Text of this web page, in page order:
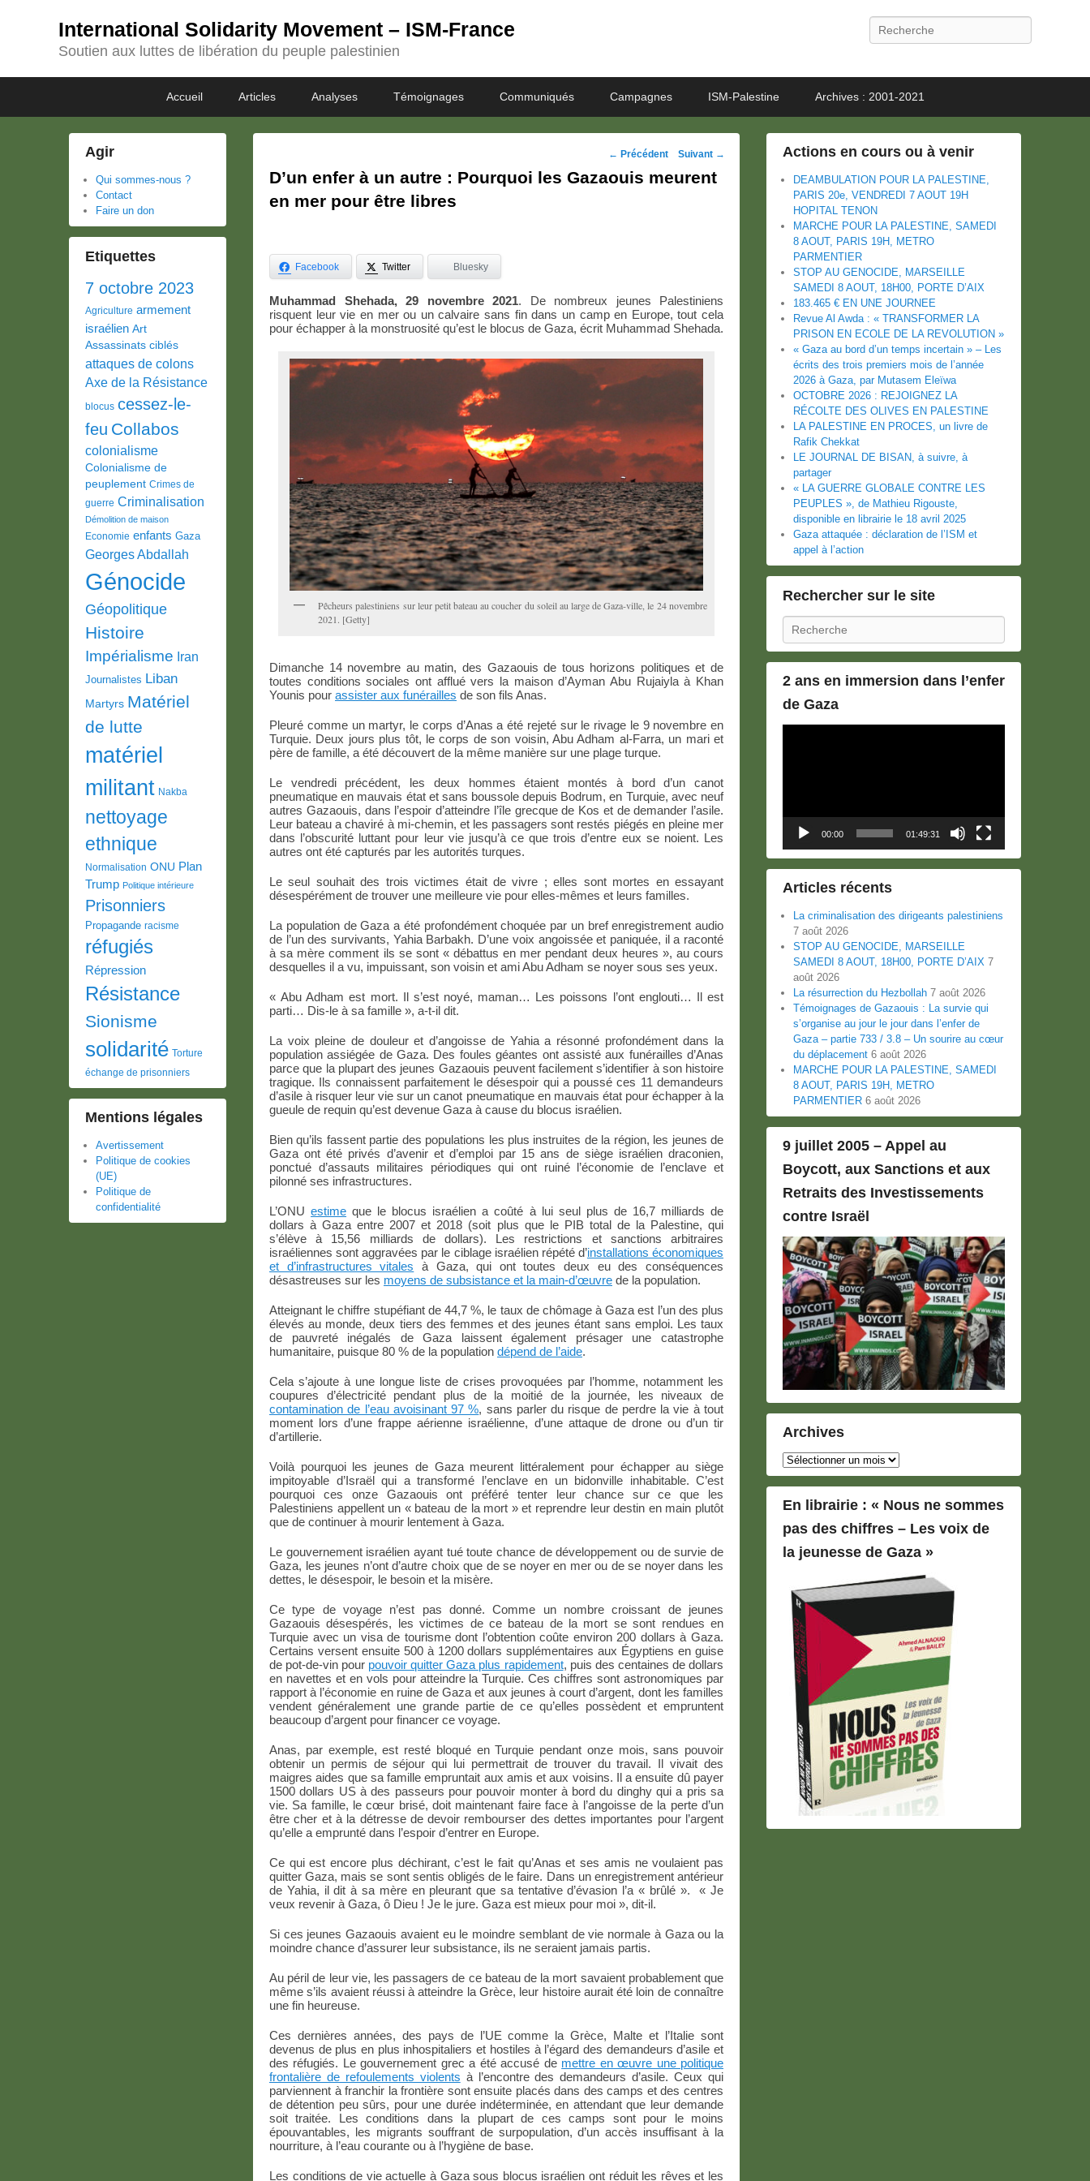
International Solidarity Movement – ISM-France
Soutien aux luttes de libération du peuple palestinien
Recherche
menu
Accueil Articles Analyses Témoignages Communiqués Campagnes ISM-Palestine Archives : 2001-2021
Navigation
des
← Précédent Suivant →
D’un enfer à un autre : Pourquoi les Gazaouis meurent
en mer pour être libres
Facebook Twitter Bluesky
Muhammad Shehada, 29 novembre 2021. De nombreux jeunes Palestiniens
risquent leur vie en mer ou un calvaire sans fin dans un camp en Europe, tout cela
pour échapper à la monstruosité qu’est le blocus de Gaza, écrit Muhammad Shehada.
Pêcheurs palestiniens sur leur petit bateau au coucher du soleil au large de Gaza-ville, le 24 novembre
2021. [Getty]
Dimanche 14 novembre au matin, des Gazaouis de tous horizons politiques et de
toutes conditions sociales ont afflué vers la maison d’Ayman Abu Rujaiyla à Khan
Younis pour assister aux funérailles de son fils Anas.
Pleuré comme un martyr, le corps d’Anas a été rejeté sur le rivage le 9 novembre en
Turquie. Deux jours plus tôt, le corps de son voisin, Abu Adham al-Farra, un mari et
père de famille, a été découvert de la même manière sur une plage turque.
Le vendredi précédent, les deux hommes étaient montés à bord d’un canot
pneumatique en mauvais état et sans boussole depuis Bodrum, en Turquie, avec neuf
autres Gazaouis, dans l’espoir d’atteindre l’île grecque de Kos et de demander l’asile.
Leur bateau a chaviré à mi-chemin, et les passagers sont restés piégés en pleine mer
dans l’obscurité luttant pour leur vie jusqu’à ce que trois d’entre eux se noient. Les
autres ont été capturés par les autorités turques.
Le seul souhait des trois victimes était de vivre ; elles sont mortes en essayant
désespérément de trouver une meilleure vie pour elles-mêmes et leurs familles.
La population de Gaza a été profondément choquée par un bref enregistrement audio
de l’un des survivants, Yahia Barbakh. D’une voix angoissée et paniquée, il a raconté
à sa mère comment ils se sont « débattus en mer pendant deux heures », au cours
desquelles il a vu, impuissant, son voisin et ami Abu Adham se noyer sous ses yeux.
« Abu Adham est mort. Il s’est noyé, maman… Les poissons l’ont englouti… Il est
parti… Dis-le à sa famille », a-t-il dit.
La voix pleine de douleur et d’angoisse de Yahia a résonné profondément dans la
population assiégée de Gaza. Des foules géantes ont assisté aux funérailles d’Anas
parce que la plupart des jeunes Gazaouis peuvent facilement s’identifier à son histoire
tragique. Ils connaissent parfaitement le désespoir qui a poussé ces 11 demandeurs
d’asile à risquer leur vie sur un canot pneumatique en mauvais état pour échapper à la
gueule de requin qu’est devenue Gaza à cause du blocus israélien.
Bien qu’ils fassent partie des populations les plus instruites de la région, les jeunes de
Gaza ont été privés d’avenir et d’emploi par 15 ans de siège israélien draconien,
ponctué d’assauts militaires périodiques qui ont ruiné l’économie de l’enclave et
pilonné ses infrastructures.
L’ONUestime que le blocus israélien a coûté à lui seul plus de 16,7 milliards de
dollars à Gaza entre 2007 et 2018 (soit plus que le PIB total de la Palestine, qui
s’élève à 15,56 milliards de dollars). Les restrictions et sanctions arbitraires
israéliennes sont aggravées par le ciblage israélien répété d’installations économiques
et d’infrastructures vitales à Gaza, qui ont toutes deux eu des conséquences
désastreuses sur les moyens de subsistance et la main-d’œuvre de la population.
Atteignant le chiffre stupéfiant de 44,7 %, le taux de chômage à Gaza est l’un des plus
élevés au monde, deux tiers des femmes et des jeunes étant sans emploi. Les taux
de pauvreté inégalés de Gaza laissent également présager une catastrophe
humanitaire, puisque 80 % de la population dépend de l’aide.
Cela s’ajoute à une longue liste de crises provoquées par l’homme, notamment les
coupures d’électricité pendant plus de la moitié de la journée, les niveaux de
contamination de l’eau avoisinant 97 %, sans parler du risque de perdre la vie à tout
moment lors d’une frappe aérienne israélienne, d’une attaque de drone ou d’un tir
d’artillerie.
Voilà pourquoi les jeunes de Gaza meurent littéralement pour échapper au siège
impitoyable d’Israël qui a transformé l’enclave en un bidonville inhabitable. C’est
pourquoi ces onze Gazaouis ont préféré tenter leur chance sur ce que les
Palestiniens appellent un « bateau de la mort » et reprendre leur destin en main plutôt
que de continuer à mourir lentement à Gaza.
Le gouvernement israélien ayant tué toute chance de développement ou de survie de
Gaza, les jeunes n’ont d’autre choix que de se noyer en mer ou de se noyer dans les
dettes, le désespoir, le besoin et la misère.
Ce type de voyage n’est pas donné. Comme un nombre croissant de jeunes
Gazaouis désespérés, les victimes de ce bateau de la mort se sont rendues en
Turquie avec un visa de tourisme dont l’obtention coûte environ 200 dollars à Gaza.
Certains versent ensuite 500 à 1200 dollars supplémentaires aux Égyptiens en guise
de pot-de-vin pour pouvoir quitter Gaza plus rapidement, puis des centaines de dollars
en navettes et en vols pour atteindre la Turquie. Ces chiffres sont astronomiques par
rapport à l’économie en ruine de Gaza et aux jeunes à court d’argent, dont les familles
vendent généralement une grande partie de ce qu’elles possèdent et empruntent
beaucoup d’argent pour financer ce voyage.
Anas, par exemple, est resté bloqué en Turquie pendant onze mois, sans pouvoir
obtenir un permis de séjour qui lui permettrait de trouver du travail. Il vivait des
maigres aides que sa famille empruntait aux amis et aux voisins. Il a ensuite dû payer
1500 dollars US à des passeurs pour pouvoir monter à bord du dinghy qui a pris sa
vie. Sa famille, le cœur brisé, doit maintenant faire face à l’angoisse de la perte d’un
être cher et à la détresse de devoir rembourser des dettes importantes pour l’argent
qu’elle a emprunté dans l’espoir d’entrer en Europe.
Ce qui est encore plus déchirant, c’est le fait qu’Anas et ses amis ne voulaient pas
quitter Gaza, mais se sont sentis obligés de le faire. Dans un enregistrement antérieur
de Yahia, il dit à sa mère en pleurant que sa tentative d’évasion l’a « brûlé ». « Je
veux revenir à Gaza, ô Dieu ! Je le jure. Gaza est mieux pour moi », dit-il.
Si ces jeunes Gazaouis avaient eu le moindre semblant de vie normale à Gaza ou la
moindre chance d’assurer leur subsistance, ils ne seraient jamais partis.
Au péril de leur vie, les passagers de ce bateau de la mort savaient probablement que
même s’ils avaient réussi à atteindre la Grèce, leur histoire aurait été loin de connaître
une fin heureuse.
Ces dernières années, des pays de l’UE comme la Grèce, Malte et l’Italie sont
devenus de plus en plus inhospitaliers et hostiles à l’égard des demandeurs d’asile et
des réfugiés. Le gouvernement grec a été accusé de mettre en œuvre une politique
frontalière de refoulements violents à l’encontre des demandeurs d’asile. Ceux qui
parviennent à franchir la frontière sont ensuite placés dans des camps et des centres
de détention peu sûrs, pour une durée indéterminée, en attendant que leur demande
soit traitée. Les conditions dans la plupart de ces camps sont pour le moins
épouvantables, les migrants souffrant de surpopulation, d’un accès insuffisant à la
nourriture, à l’eau courante ou à l’hygiène de base.
Les conditions de vie actuelle à Gaza sous blocus israélien ont réduit les rêves et les
Actions en cours ou à venir
DEAMBULATION POUR LA PALESTINE,
PARIS 20e, VENDREDI 7 AOUT 19H
HOPITAL TENON
MARCHE POUR LA PALESTINE, SAMEDI
8 AOUT, PARIS 19H, METRO
PARMENTIER
STOP AU GENOCIDE, MARSEILLE
SAMEDI 8 AOUT, 18H00, PORTE D’AIX
183.465 € EN UNE JOURNEE
Revue Al Awda : « TRANSFORMER LA
PRISON EN ECOLE DE LA REVOLUTION »
« Gaza au bord d’un temps incertain » – Les
écrits des trois premiers mois de l’année
2026 à Gaza, par Mutasem Eleïwa
OCTOBRE 2026 : REJOIGNEZ LA
RÉCOLTE DES OLIVES EN PALESTINE
LA PALESTINE EN PROCES, un livre de
Rafik Chekkat
LE JOURNAL DE BISAN, à suivre, à
partager
« LA GUERRE GLOBALE CONTRE LES
PEUPLES », de Mathieu Rigouste,
disponible en librairie le 18 avril 2025
Gaza attaquée : déclaration de l’ISM et
appel à l’action
Rechercher sur le site
Recherche
2 ans en immersion dans l’enfer
de Gaza
00:00 01:49:31
Articles récents
La criminalisation des dirigeants palestiniens
7 août 2026
STOP AU GENOCIDE, MARSEILLE
SAMEDI 8 AOUT, 18H00, PORTE D’AIX 7
août 2026
La résurrection du Hezbollah 7 août 2026
Témoignages de Gazaouis : La survie qui
s’organise au jour le jour dans l’enfer de
Gaza – partie 733 / 3.8 – Un sourire au cœur
du déplacement 6 août 2026
MARCHE POUR LA PALESTINE, SAMEDI
8 AOUT, PARIS 19H, METRO
PARMENTIER 6 août 2026
9 juillet 2005 – Appel au
Boycott, aux Sanctions et aux
Retraits des Investissements
contre Israël
Archives
Archives
En librairie : « Nous ne sommes
pas des chiffres – Les voix de
la jeunesse de Gaza »
Agir
Qui sommes-nous ?
Contact
Faire un don
Etiquettes
7 octobre 2023
Agriculture armement
israélien Art
Assassinats ciblés
attaques de colons
Axe de la Résistance
blocus cessez-le-
feu Collabos
colonialisme
Colonialisme de
peuplement Crimes de
guerre Criminalisation
Démolition de maison
Economie enfants Gaza
Georges Abdallah
Génocide
Géopolitique
Histoire
Impérialisme Iran
Journalistes Liban
Martyrs Matériel
de lutte
matériel
militant Nakba
nettoyage
ethnique
Normalisation ONU Plan
Trump Politique intérieure
Prisonniers
Propagande racisme
réfugiés
Répression
Résistance
Sionisme
solidarité Torture
échange de prisonniers
Mentions légales
Avertissement
Politique de cookies
(UE)
Politique de
confidentialité